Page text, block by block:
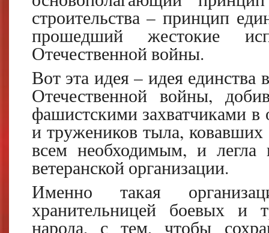
строительства – принцип
прошедший жестокие
Отечественной войны.
Вот эта идея – идея единства
Отечественной войны,
фашистскими захватчиками
и тружеников тыла,
всем необходимым, и легла
ветеранской организации.
Именно такая
хранительницей боевых и
народа, с тем, чтобы